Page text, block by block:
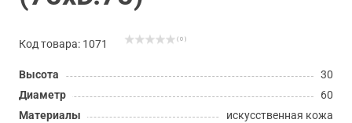
Код товара: 1071 ( 0 )
Высота
30
Диаметр
60
Материалы
искусственная кожа